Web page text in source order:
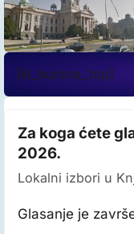
[kl_kursna_top]
Za koga ćete
2026.
Lokalni izbori u
Glasanje je